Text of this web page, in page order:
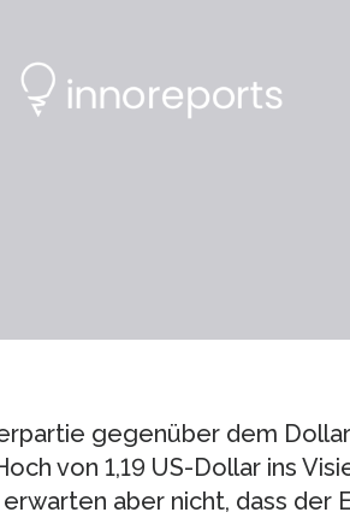
gegenüber dem
von 1,19 US-Dollar ins
aber nicht, dass der